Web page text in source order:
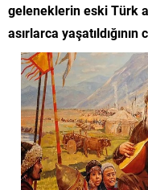
geleneklerin eski Türk
asırlarca yaşatıldığının